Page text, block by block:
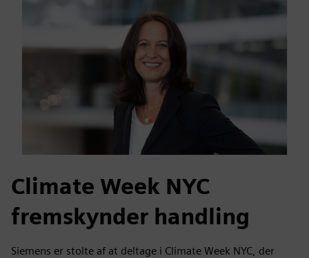
Climate Week NYC
fremskynder handling
Siemens er stolte af at deltage i Climate Week NYC, der